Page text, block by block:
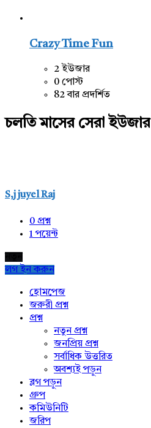
Crazy Time Fun
2 ইউজার
0 পোস্ট
82 বার প্রদর্শিত
চলতি মাসের সেরা ইউজার
S,j juyel Raj
0 প্রশ্ন
1পয়েন্ট
লগ ইন করুন
Exploreহোমপেজ
জরুরী প্রশ্ন
প্রশ্ন
নতুন প্রশ্ন
জনপ্রিয় প্রশ্ন
সর্বাধিক উত্তরিত
অবশ্যই পড়ুন
ব্লগ পড়ুন
গ্রুপ
কমিউনিটি
জরিপ